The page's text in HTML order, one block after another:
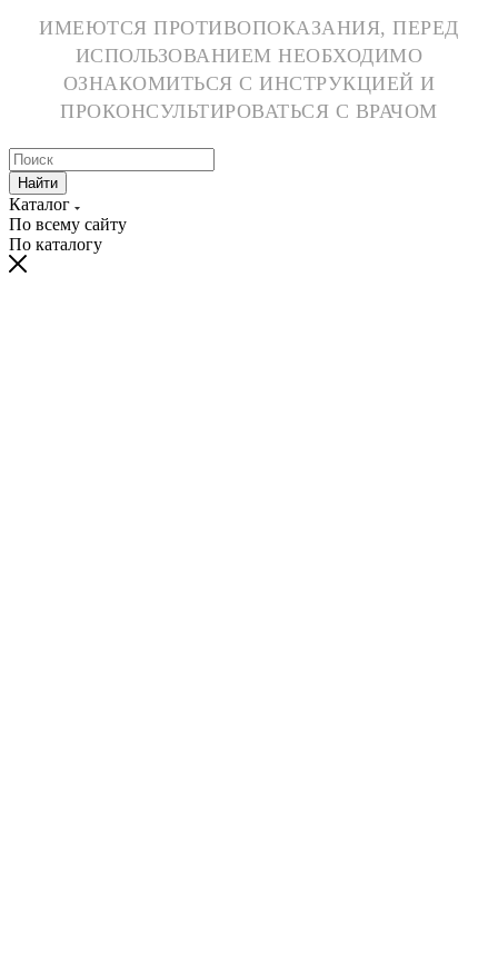
ИМЕЮТСЯ ПРОТИВОПОКАЗАНИЯ, ПЕРЕД
ИСПОЛЬЗОВАНИЕМ НЕОБХОДИМО
ОЗНАКОМИТЬСЯ С ИНСТРУКЦИЕЙ И
ПРОКОНСУЛЬТИРОВАТЬСЯ С ВРАЧОМ
Найти
Каталог
По всему сайту
По каталогу